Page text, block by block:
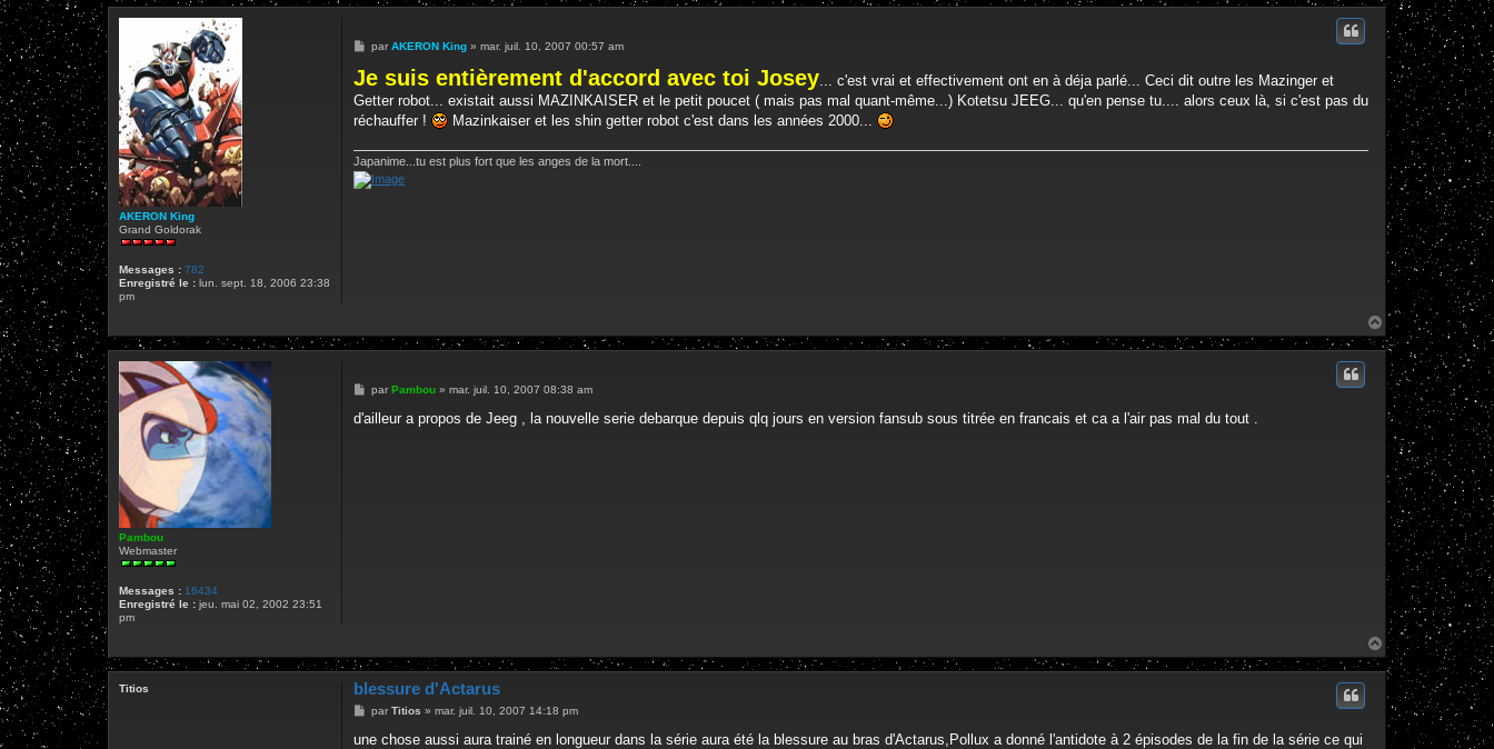
u
AKERON King
Grand Goldorak
Messages : 782
Enregistré le : lun. sept. 18, 2006 23:38
pm
M
s
s
a
e
par AKERON King» mar. juil. 10, 2007 00:57 am
Je suis entièrement d'accord avec toi Josey ... c'est vrai et effectivement ont en à déja parlé... Ceci dit outre les Mazinger et
Getter robot... existait aussi MAZINKAISER et le petit poucet ( mais pas mal quant-même...) Kotetsu JEEG... qu'en pense tu.... alors ceux là, si c'est pas du
réchauffer !
Mazinkaiser et les shin getter robot c'est dans les années 2000...
Japanime...tu est plus fort que les anges de la mort....
a
u
Pambou
Webmaster
Messages : 16434
Enregistré le : jeu. mai 02, 2002 23:51
pm
M
s
par Pambou» mar. juil. 10, 2007 08:38 am
d'ailleur a propos de Jeeg , la nouvelle serie debarque depuis qlq jours en version fansub sous titrée en francais et ca a l'air pas mal du tout .
H
a
u
Titios blessure d'Actarus
M
s
par Titios » mar. juil. 10, 2007 14:18 pm
une chose aussi aura trainé en longueur dans la série aura été la blessure au bras d'Actarus,Pollux a donné l'antidote à 2 épisodes de la fin de la série ce qui